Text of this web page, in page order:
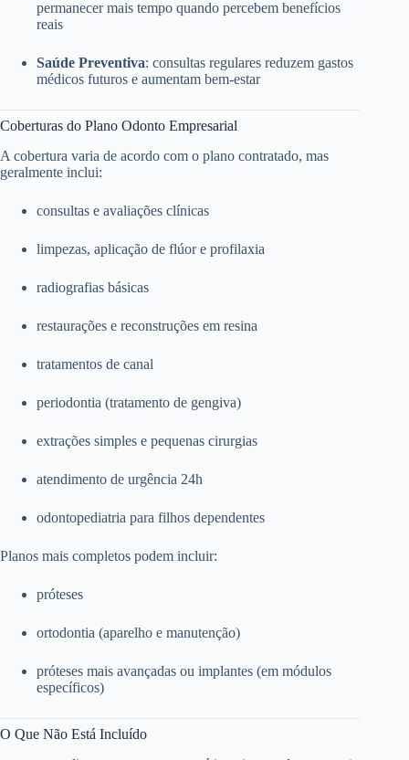
permanecer mais tempo quando percebem benefícios
reais
Saúde Preventiva: consultas regulares reduzem gastos
médicos futuros e aumentam bem-estar
Coberturas do Plano Odonto Empresarial
A cobertura varia de acordo com o plano contratado, mas
geralmente inclui:
consultas e avaliações clínicas
limpezas, aplicação de flúor e profilaxia
radiografias básicas
restaurações e reconstruções em resina
tratamentos de canal
periodontia (tratamento de gengiva)
extrações simples e pequenas cirurgias
atendimento de urgência 24h
odontopediatria para filhos dependentes
Planos mais completos podem incluir:
próteses
ortodontia (aparelho e manutenção)
próteses mais avançadas ou implantes (em módulos
específicos)
O Que Não Está Incluído